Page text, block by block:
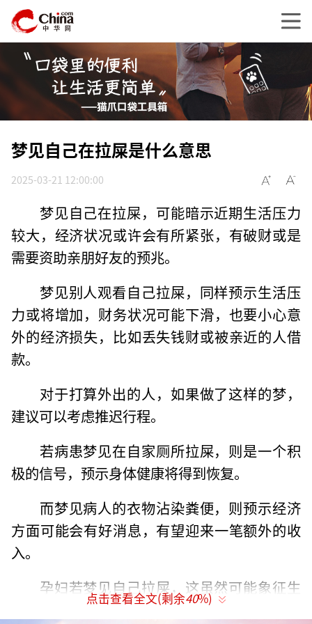
梦见自己在拉屎是什么意思
2025-03-21 12:00:00
梦见自己在拉屎，可能暗示近期生活压力
较大，经济状况或许会有所紧张，有破财或是
需要资助亲朋好友的预兆。
梦见别人观看自己拉屎，同样预示生活压
力或将增加，财务状况可能下滑，也要小心意
外的经济损失，比如丢失钱财或被亲近的人借
款。
对于打算外出的人，如果做了这样的梦，
建议可以考虑推迟行程。
若病患梦见在自家厕所拉屎，则是一个积
极的信号，预示身体健康将得到恢复。
而梦见病人的衣物沾染粪便，则预示经济
方面可能会有好消息，有望迎来一笔额外的收
入。
孕妇若梦见自己拉屎，这虽然可能象征生
活中会遇到一些压力，经济上稍显拮据，但这
点击查看全文(剩余40%)